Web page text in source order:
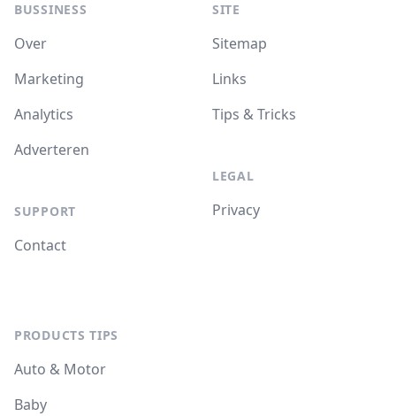
BUSSINESS
Over
Marketing
Analytics
Adverteren
SUPPORT
Contact
SITE
Sitemap
Links
Tips & Tricks
LEGAL
Privacy
PRODUCTS TIPS
Auto & Motor
Baby